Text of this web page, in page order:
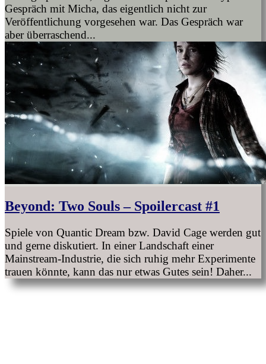
Gespräch mit Micha, das eigentlich nicht zur
Veröffentlichung vorgesehen war. Das Gespräch war
aber überraschend...
Beyond: Two Souls – Spoilercast #1
Spiele von Quantic Dream bzw. David Cage werden gut
und gerne diskutiert. In einer Landschaft einer
Mainstream-Industrie, die sich ruhig mehr Experimente
trauen könnte, kann das nur etwas Gutes sein! Daher...